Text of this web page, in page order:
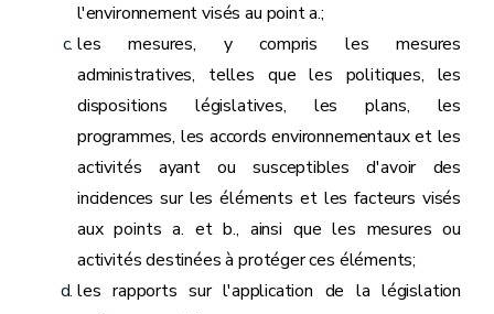
l'environnement visés au point a.;
les mesures, y compris les mesures
administratives, telles que les politiques, les
dispositions législatives, les plans, les
programmes, les accords environnementaux et les
activités ayant ou susceptibles d'avoir des
incidences sur les éléments et les facteurs visés
aux points a. et b., ainsi que les mesures ou
activités destinées à protéger ces éléments;
les rapports sur l'application de la législation